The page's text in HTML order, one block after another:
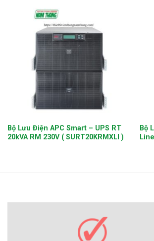
Bộ Lưu Điện APC Smart – UPS RT
20kVA RM 230V ( SURT20KRMXLI )
Bộ